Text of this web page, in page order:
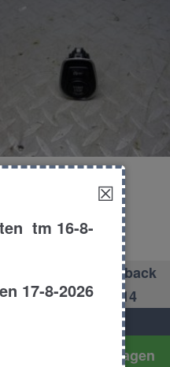
Hatchback
2014
aan winkelwagen
☒
tm 16-8-
17-8-2026